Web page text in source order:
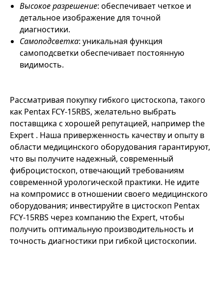
Высокое разрешение: обеспечивает четкое и
детальное изображение для точной
диагностики.
Самоподсветка: уникальная функция
самоподсветки обеспечивает постоянную
видимость.
Рассматривая покупку гибкого цистоскопа, такого
как Pentax FCY-15RBS, желательно выбрать
поставщика с хорошей репутацией, например the
Expert . Наша приверженность качеству и опыту в
области медицинского оборудования гарантируют,
что вы получите надежный, современный
фиброцистоскоп, отвечающий требованиям
современной урологической практики. Не идите
на компромисс в отношении своего медицинского
оборудования; инвестируйте в цистоскоп Pentax
FCY-15RBS через компанию the Expert, чтобы
получить оптимальную производительность и
точность диагностики при гибкой цистоскопии.